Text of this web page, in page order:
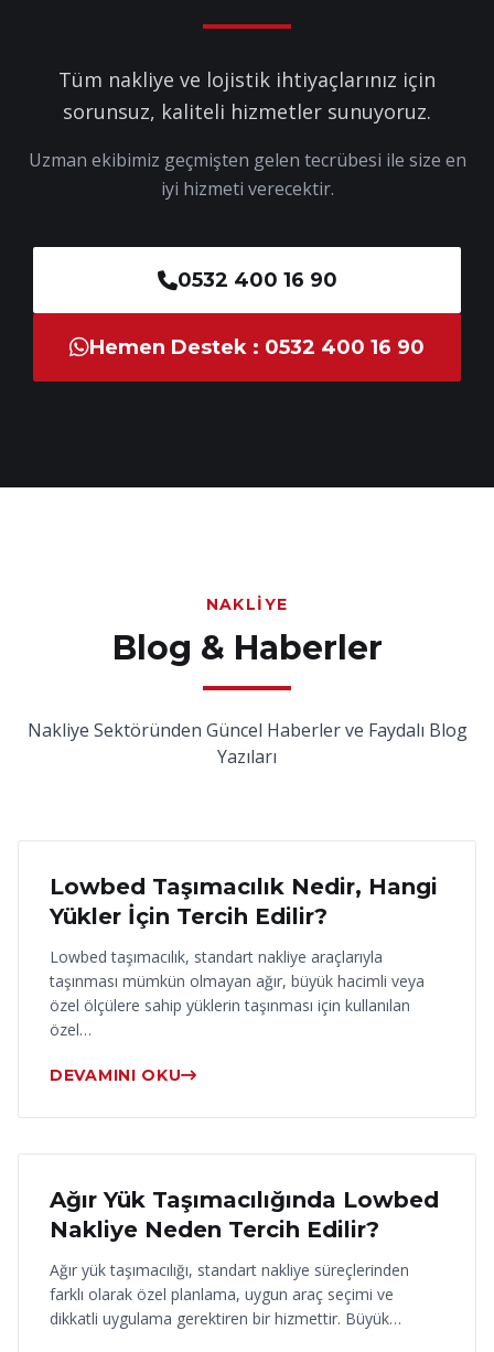
Tüm nakliye ve lojistik ihtiyaçlarınız için
sorunsuz, kaliteli hizmetler sunuyoruz.
Uzman ekibimiz geçmişten gelen tecrübesi ile size en
iyi hizmeti verecektir.
0532 400 16 90
Hemen Destek : 0532 400 16 90
NAKLIYE
Blog & Haberler
Nakliye Sektöründen Güncel Haberler ve Faydalı Blog
Yazıları
18 Haziran 2026
Lowbed Taşımacılık Nedir, Hangi
Yükler İçin Tercih Edilir?
Lowbed taşımacılık, standart nakliye araçlarıyla
taşınması mümkün olmayan ağır, büyük hacimli veya
özel ölçülere sahip yüklerin taşınması için kullanılan
özel…
DEVAMINI OKU
17 Haziran 2026
Ağır Yük Taşımacılığında Lowbed
Nakliye Neden Tercih Edilir?
Ağır yük taşımacılığı, standart nakliye süreçlerinden
farklı olarak özel planlama, uygun araç seçimi ve
dikkatli uygulama gerektiren bir hizmettir. Büyük…